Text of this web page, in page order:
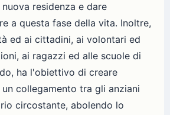
residenza e dare
a questa fase della vita. Inoltre,
ed ai cittadini, ai volontari ed
ai ragazzi ed alle scuole di
ha l'obiettivo di creare
collegamento tra gli anziani
circostante, abolendo lo